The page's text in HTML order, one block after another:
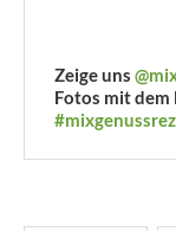
Zeige uns
Fotos mit dem